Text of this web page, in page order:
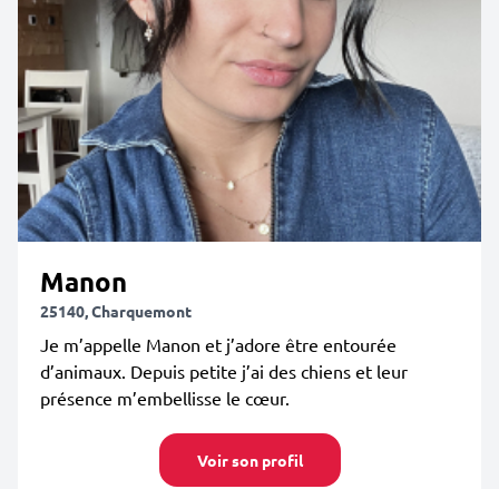
Manon
25140, Charquemont
Je m’appelle Manon et j’adore être entourée
d’animaux. Depuis petite j’ai des chiens et leur
présence m’embellisse le cœur.
Voir son profil